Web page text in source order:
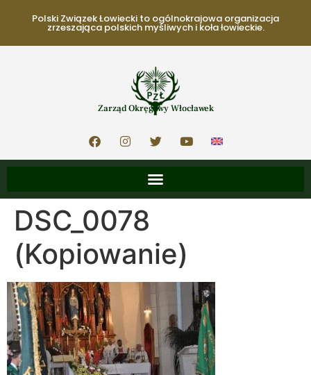
Polski Związek Łowiecki to ogólnokrajowa organizacja
zrzeszająca polskich myśliwych i koła łowieckie.
Zarząd Okręgowy Włocławek
DSC_0078
(Kopiowanie)